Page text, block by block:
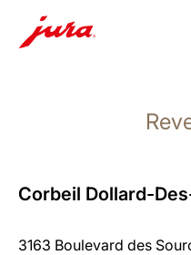
recherche
Corbeil Dollard-
3163 Boulevard des